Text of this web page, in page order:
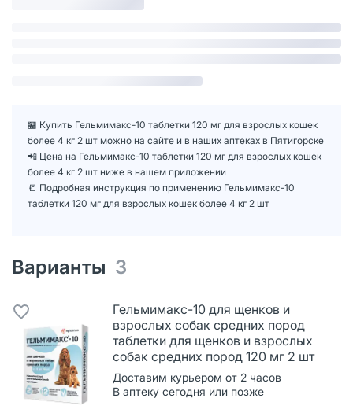
🏪 Купить Гельмимакс-10 таблетки 120 мг для взрослых кошек
более 4 кг 2 шт можно на сайте и в наших аптеках в Пятигорске
📲 Цена на Гельмимакс-10 таблетки 120 мг для взрослых кошек
более 4 кг 2 шт ниже в нашем приложении
📒 Подробная инструкция по применению Гельмимакс-10
таблетки 120 мг для взрослых кошек более 4 кг 2 шт
Варианты 3
Гельмимакс-10 для щенков и
взрослых собак средних пород
таблетки для щенков и взрослых
собак средних пород 120 мг 2 шт
Доставим курьером от 2 часов
В аптеку сегодня или позже